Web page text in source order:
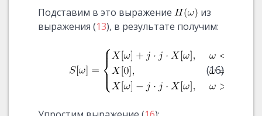
Подставим в это выражение
из
выражения (13), в результате получим:
(16)